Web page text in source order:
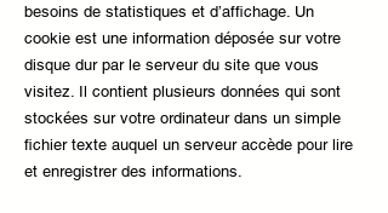
besoins de statistiques et d’affichage. Un
cookie est une information déposée sur votre
disque dur par le serveur du site que vous
visitez. Il contient plusieurs données qui sont
stockées sur votre ordinateur dans un simple
fichier texte auquel un serveur accède pour lire
et enregistrer des informations.